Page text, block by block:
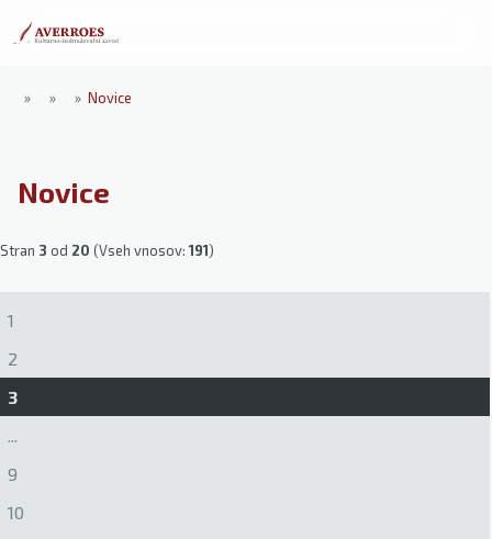
» » » Novice
Novice
Stran 3 od 20 (Vseh vnosov:191)
1
2
3
...
9
10